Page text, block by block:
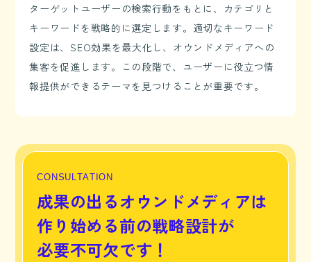
ターゲットユーザーの検索行動をもとに、カテゴリと
キーワードを戦略的に選定します。適切なキーワード
設定は、SEO効果を最大化し、オウンドメディアへの
集客を促進します。この段階で、ユーザーに役立つ情
報提供ができるテーマを見つけることが重要です。
CONSUL TATION
成果の出るオウンドメディアは
作り始める前の戦略設計が
必要不可欠です！